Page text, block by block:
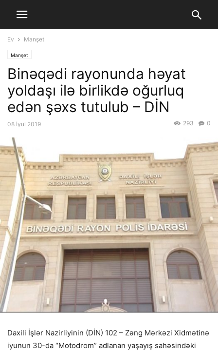
Ev Manşet
Manşet
Binəqədi rayonunda həyat
yoldaşı ilə birlikdə oğurluq
edən şəxs tutulub – DİN
08 İyul 2019 0
293
Daxili İşlər Nazirliyinin (DİN) 102 – Zəng Mərkəzi Xidmətinə
iyunun 30-da “Motodrom” adlanan yaşayış sahəsindəki